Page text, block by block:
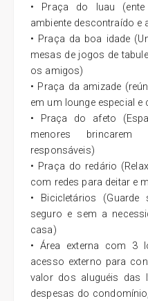
• Praça do luau
ambiente descontraído e
• Praça da boa idade
mesas de jogos de
os amigos)
• Praça da amizade
em um lounge especial e
• Praça do afeto
menores brincarem
responsáveis)
• Praça do redário
com redes para deitar e
• Bicicletários
seguro e sem a
casa)
• Área externa com 3
acesso externo para
valor dos aluguéis das
despesas do